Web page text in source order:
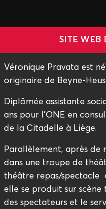
SITE WEB
Véronique Pravata est
originaire de Beyne-
Diplômée assistante
ans pour l'ONE en
de la Citadelle à Liège.
Parallèlement, après de
dans une troupe de
théâtre repas/spectacle
elle se produit sur scène
des spectateurs et le